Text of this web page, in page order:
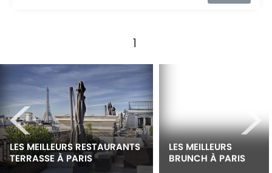
1
< >
LES MEILLEURS RESTAURANTS
TERRASSE À PARIS
LES MEILLEURS
BRUNCH À PARIS